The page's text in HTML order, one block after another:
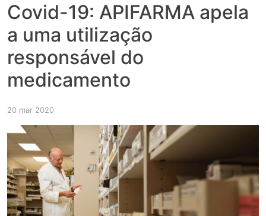
Covid-19: APIFARMA apela
a uma utilização
responsável do
medicamento
20 mar 2020